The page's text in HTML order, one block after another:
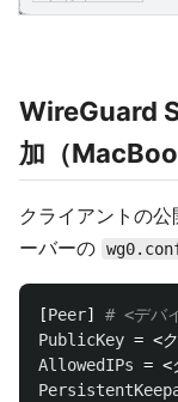
WireGuard
加（
クライアントの
ーバーの
[Peer]
PublicKey
AllowedIPs = <